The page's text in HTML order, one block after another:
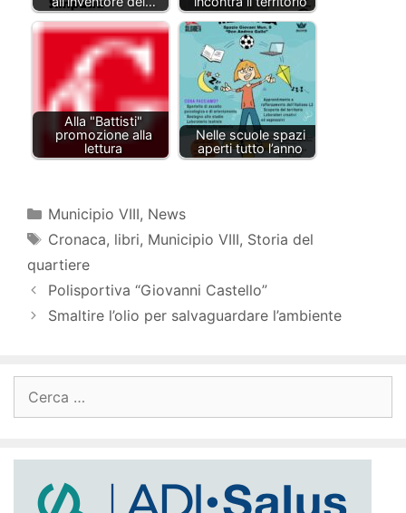
Alla "Battisti"
promozione alla
lettura
Nelle scuole spazi
aperti tutto l’anno
Categorie
Municipio VIII, News
Tag
Cronaca, libri, Municipio VIII, Storia del
quartiere
Polisportiva “Giovanni Castello”
Smaltire l’olio per salvaguardare l’ambiente
per: